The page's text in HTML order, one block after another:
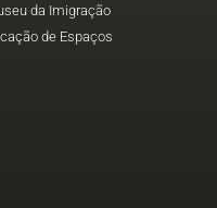
da Imigração
de Espaços